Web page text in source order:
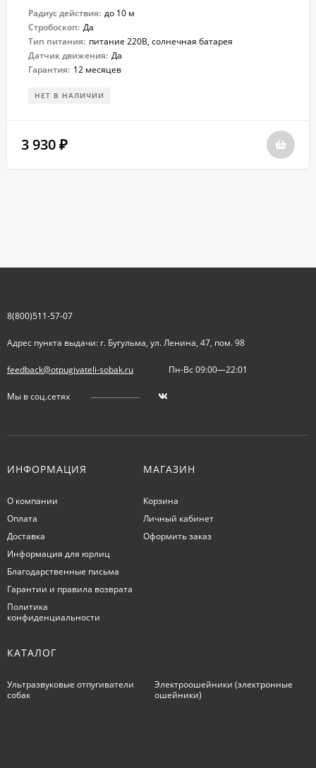
Радиус действия: до 10 м
Стробоскоп: Да
Тип питания: питание 220В, солнечная батарея
Датчик движения: Да
Гарантия: 12 месяцев
НЕТ В НАЛИЧИИ
3 930 ₽
8(800)511-57-07
Адрес пункта выдачи: г. Бугульма, ул. Ленина, 47, пом. 98
feedback@otpugivateli-sobak.ru Пн-Вс 09:00—22:01
Мы в соц.сетях
ИНФОРМАЦИЯ
О компании
Оплата
Доставка
Информация для юрлиц
Благодарственные письма
Гарантии и правила возврата
Политика
конфиденциальности
МАГАЗИН
Корзина
Личный кабинет
Оформить заказ
КАТАЛОГ
Ультразвуковые отпугиватели
собак
Электроошейники (электронные
ошейники)